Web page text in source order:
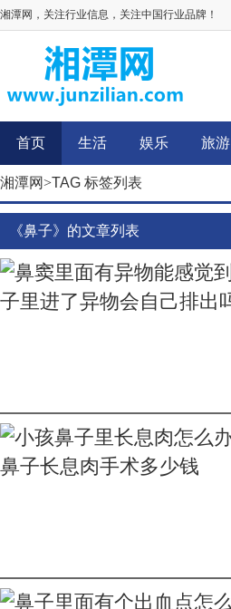
湘潭网，关注行业信息，关注中国行业品牌！
首页 生活 娱乐 旅游
湘潭网>TAG 标签列表
《鼻子》的文章列表